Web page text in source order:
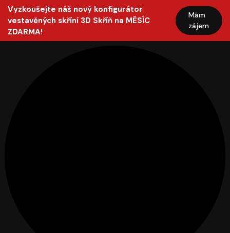
Vyzkoušejte náš nový konfigurátor
vestavěných skříní 3D Skříň na MĚSÍC
ZDARMA!
Mám
zájem